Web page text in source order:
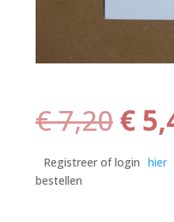
€7,20
€
€
Registreer of login hier
bestellen